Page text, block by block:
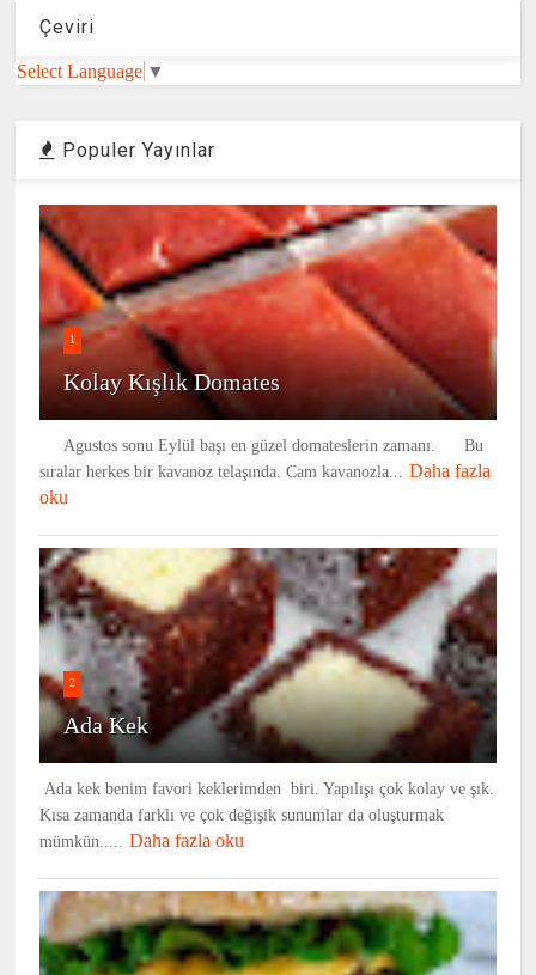
Çeviri
Select Language ▼
Populer Yayınlar
1
Kolay Kışlık Domates
Agustos sonu Eylül başı en güzel domateslerin zamanı. Bu
sıralar herkes bir kavanoz telaşında. Cam kavanozla... Daha fazla
oku
2
Ada Kek
Ada kek benim favori keklerimden biri. Yapılışı çok kolay ve şık.
Kısa zamanda farklı ve çok değişik sunumlar da oluşturmak
mümkün..... Daha fazla oku